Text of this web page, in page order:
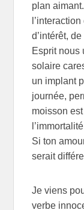
plan
d’intérêt,
Esprit nous
solaire
un implant
journée,
moisson
Si ton
serait
Je viens
verbe